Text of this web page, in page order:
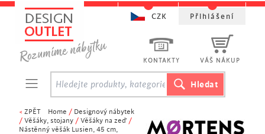
< ZPĚT Home / Designový nábytek
/ Věšáky, stojany / Věšáky na zeď /
Nástěnný věšák Lusien, 45 cm,
KONTAKTY VÁŠ NÁKUP
CZK Přihlášení